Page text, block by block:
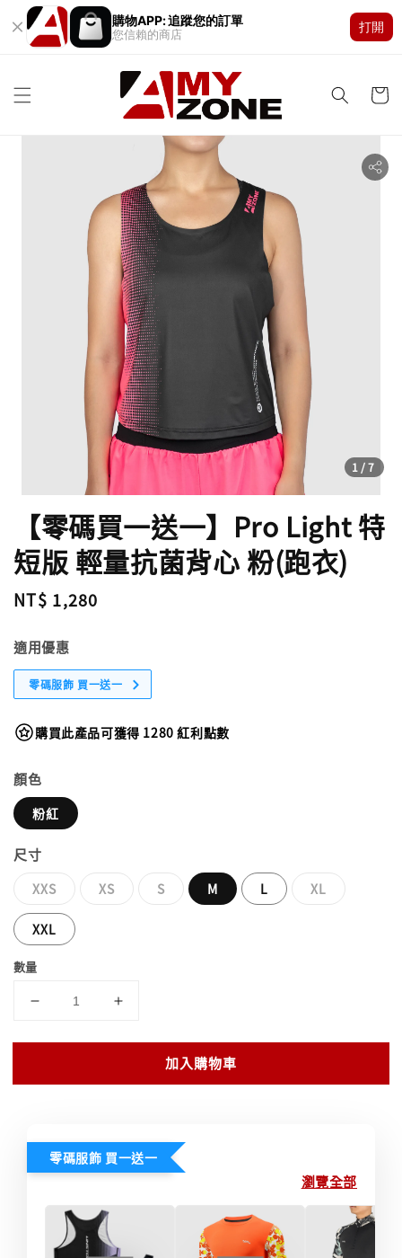
購物APP: 追蹤您的訂單
您信賴的商店
打開
1/7
【零碼買一送一】Pro Light 特
短版 輕量抗菌背心 粉(跑衣)
Regular
NT$ 1,280
適用優惠
零碼服飾 買一送一
購買此產品可獲得 1280 紅利點數
顏色
粉紅
尺寸
XXS XS S M L XL
XXL
數量
加入購物車
零碼服飾 買一送一
瀏覽全部